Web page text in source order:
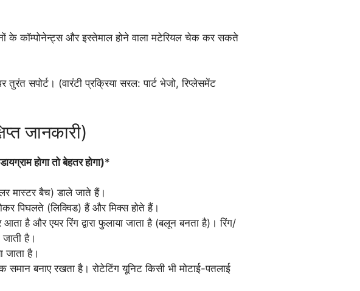
के कॉम्पोनेन्ट्स और इस्तेमाल होने वाला मटेरियल चेक कर सकते
तुरंत सपोर्ट। (वारंटी प्रक्रिया सरल: पार्ट भेजो, रिप्लेसमेंट
जानकारी)
होगा तो बेहतर होगा)*
मास्टर बैच) डाले जाते हैं।
पिघलते (लिक्विड) हैं और मिक्स होते हैं।
है और एयर रिंग द्वारा फुलाया जाता है (बलून बनता है)। रिंग/
है।
जाता है।
समान बनाए रखता है। रोटेटिंग यूनिट किसी भी मोटाई-पतलाई